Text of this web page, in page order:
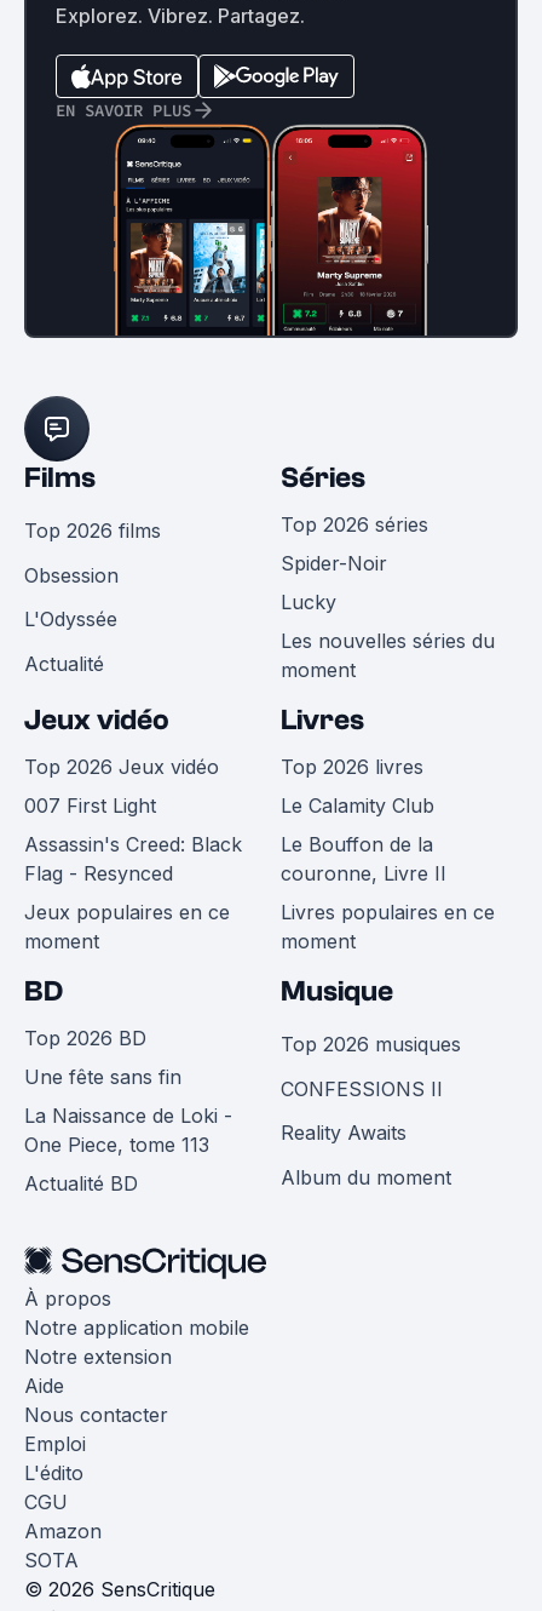
Explorez. Vibrez. Partagez.
EN SAVOIR PLUS
Films
Top 2026 films
Obsession
L'Odyssée
Actualité
Séries
Top 2026 séries
Spider-Noir
Lucky
Les nouvelles séries du
moment
Jeux vidéo
Top 2026 Jeux vidéo
007 First Light
Assassin's Creed: Black
Flag - Resynced
Jeux populaires en ce
moment
Livres
Top 2026 livres
Le Calamity Club
Le Bouffon de la
couronne, Livre II
Livres populaires en ce
moment
BD
Top 2026 BD
Une fête sans fin
La Naissance de Loki -
One Piece, tome 113
Actualité BD
Musique
Top 2026 musiques
CONFESSIONS II
Reality Awaits
Album du moment
À propos
Notre application mobile
Notre extension
Aide
Nous contacter
Emploi
L'édito
CGU
Amazon
SOTA
© 2026 SensCritique